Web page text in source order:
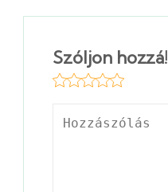
Szóljon hozzá!